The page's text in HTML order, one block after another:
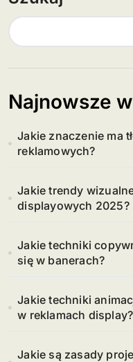
Najnowsze
Jakie znaczenie ma
reklamowych?
Jakie trendy
displayowych 2025?
Jakie techniki
się w banerach?
Jakie techniki
w reklamach display?
Jakie są zasady